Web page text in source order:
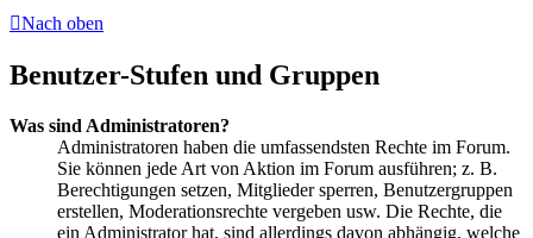
Nach oben
Benutzer-Stufen und Gruppen
Was sind Administratoren?
Administratoren haben die umfassendsten Rechte im Forum.
Sie können jede Art von Aktion im Forum ausführen; z. B.
Berechtigungen setzen, Mitglieder sperren, Benutzergruppen
erstellen, Moderationsrechte vergeben usw. Die Rechte, die
ein Administrator hat, sind allerdings davon abhängig, welche